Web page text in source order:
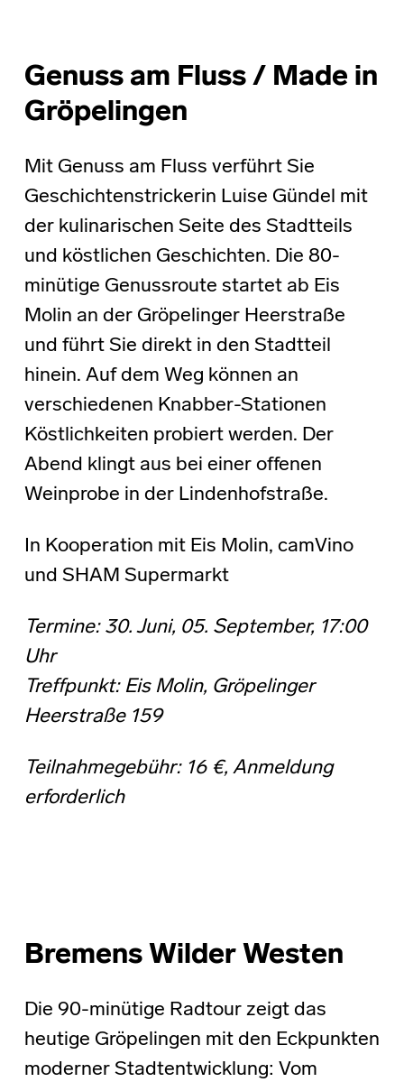
Genuss am Fluss / Made in
Gröpelingen
Mit Genuss am Fluss verführt Sie
Geschichtenstrickerin Luise Gündel mit
der kulinarischen Seite des Stadtteils
und köstlichen Geschichten. Die 80-
minütige Genussroute startet ab Eis
Molin an der Gröpelinger Heerstraße
und führt Sie direkt in den Stadtteil
hinein. Auf dem Weg können an
verschiedenen Knabber-Stationen
Köstlichkeiten probiert werden. Der
Abend klingt aus bei einer offenen
Weinprobe in der Lindenhofstraße.
In Kooperation mit Eis Molin, camVino
und SHAM Supermarkt
Termine: 30. Juni, 05. September, 17:00
Uhr
Treffpunkt: Eis Molin, Gröpelinger
Heerstraße 159
Teilnahmegebühr: 16 €, Anmeldung
erforderlich
Bremens Wilder Westen
Die 90-minütige Radtour zeigt das
heutige Gröpelingen mit den Eckpunkten
moderner Stadtentwicklung: Vom